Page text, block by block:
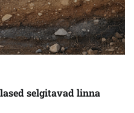
selgitavad linna